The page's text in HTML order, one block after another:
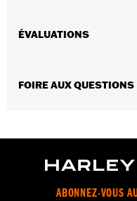
Caractéristiques
ÉVALUATIONS
FOIRE AUX QUESTIONS
ABONNEZ-VOUS